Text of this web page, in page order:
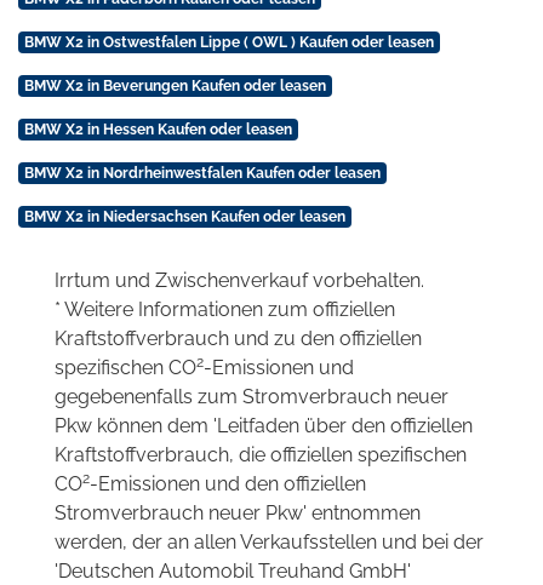
BMW X2 in Ostwestfalen Lippe ( OWL ) Kaufen oder leasen
BMW X2 in Beverungen Kaufen oder leasen
BMW X2 in Hessen Kaufen oder leasen
BMW X2 in Nordrheinwestfalen Kaufen oder leasen
BMW X2 in Niedersachsen Kaufen oder leasen
Irrtum und Zwischenverkauf vorbehalten.
* Weitere Informationen zum offiziellen
Kraftstoffverbrauch und zu den offiziellen
spezifischen CO2-Emissionen und
gegebenenfalls zum Stromverbrauch neuer
Pkw können dem 'Leitfaden über den offiziellen
Kraftstoffverbrauch, die offiziellen spezifischen
CO2-Emissionen und den offiziellen
Stromverbrauch neuer Pkw' entnommen
werden, der an allen Verkaufsstellen und bei der
'Deutschen Automobil Treuhand GmbH'